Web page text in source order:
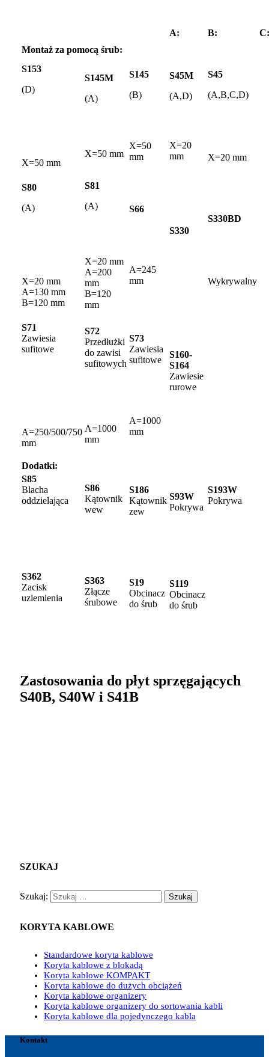
Montaż za pomocą śrub:
A: B: C:
S153
(D)
X=50 mm
S145M
(A)
X=50 mm
S145
(B)
X=50
mm
S45M
(A,D)
X=20
mm
S45
(A,B,C,D)
X=20 mm
S80
(A)
X=20 mm
A=130 mm
B=120 mm
S81
(A)
X=20 mm
A=200
mm
B=120
mm
S66
A=245
mm
S330
S330BD
Wykrywalny
S71
Zawiesia
sufitowe
A=250/500/750
mm
S72
Przedłużki
do zawisi
sufitowych
A=1000
mm
S73
Zawiesia
sufitowe
A=1000
mm
S160-
S164
Zawiesie
rurowe
Dodatki:
S85
Blacha
oddzielająca
S86
Kątownik
wew
S186
Kątownik
zew
S93W
Pokrywa
S193W
Pokrywa
S362
Zacisk
uziemienia
S363
Złącze
śrubowe
S19
Obcinacz
do śrub
S119
Obcinacz
do śrub
Zastosowania do płyt sprzęgających
S40B, S40W i S41B
SZUKAJ
Szukaj:
KORYTA KABLOWE
Standardowe koryta kablowe
Koryta kablowe z blokadą
Koryta kablowe KOMPAKT
Koryta kablowe do dużych obciążeń
Koryta kablowe organizery
Koryta kablowe organizery do sortowania kabli
Koryta kablowe dla pojedynczego kabla
Kontakt